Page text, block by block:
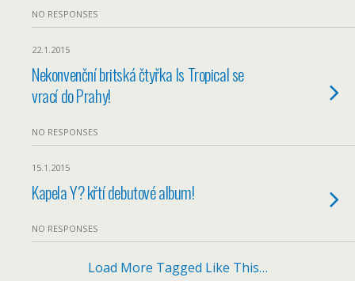
NO RESPONSES
22.1.2015
Nekonvenční britská čtyřka Is Tropical se
vrací do Prahy!
NO RESPONSES
15.1.2015
Kapela Y? křtí debutové album!
NO RESPONSES
Load More Tagged Like This…